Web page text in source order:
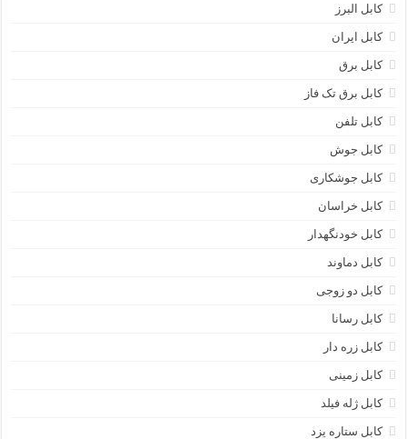
کابل البرز
کابل ایران
کابل برق
کابل برق تک فاز
کابل تلفن
کابل جوش
کابل جوشکاری
کابل خراسان
کابل خودنگهدار
کابل دماوند
کابل دو زوجی
کابل رسانا
کابل زره دار
کابل زمینی
کابل ژله فیلد
کابل ستاره یزد